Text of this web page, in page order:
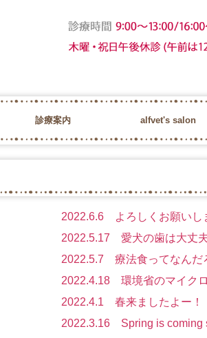
診療案内
健康診断
歯科検診
alfvet's salon
トリミング ALF
ペットホテル
ヘルスケア＆ド
高気圧酸素カプ
2022.6.6 よろしくお願いし
2022.5.17 愛犬の歯は大丈
2022.5.7 療法食ってなんだ
2022.4.18 環境省のマイク
2022.4.1 春来ましたよー！
2022.3.16 Spring is coming